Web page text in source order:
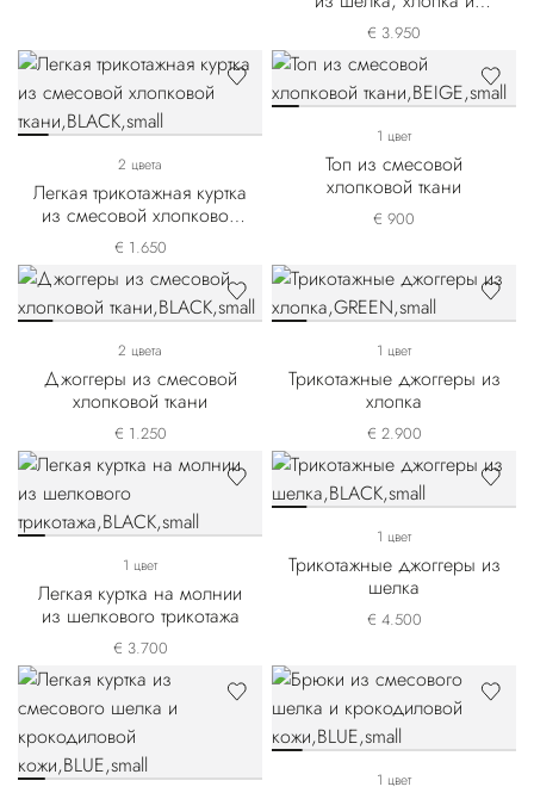
матовой крокодиловой
кожи
€ 3.950
2 цвета
Легкая трикотажная куртка
из смесовой хлопковой
ткани
€ 1.650
1 цвет
Топ из смесовой
хлопковой ткани
€ 900
2 цвета
Джоггеры из смесовой
хлопковой ткани
€ 1.250
1 цвет
Трикотажные джоггеры из
хлопка
€ 2.900
1 цвет
Легкая куртка на молнии
из шелкового трикотажа
€ 3.700
1 цвет
Трикотажные джоггеры из
шелка
€ 4.500
1 цвет